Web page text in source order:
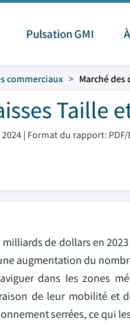
Pulsation GMI
commerciaux Marché des
Taille
| Format du rapport:
de dollars en
augmentation du
dans les zones
de leur mobilité et
serrées, ce qui